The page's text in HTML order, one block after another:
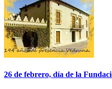
26 de febrero, día de la